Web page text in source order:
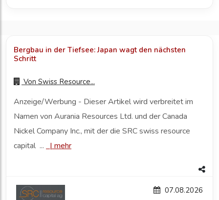
Bergbau in der Tiefsee: Japan wagt den nächsten
Schritt
Von Swiss Resource...
Anzeige/Werbung - Dieser Artikel wird verbreitet im
Namen von Aurania Resources Ltd. und der Canada
Nickel Company Inc., mit der die SRC swiss resource
capital ...
| mehr
07.08.2026